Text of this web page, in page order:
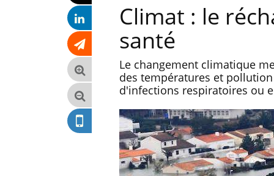
Climat : le
santé
Le changement climatique
des températures et
d'infections respiratoires ou